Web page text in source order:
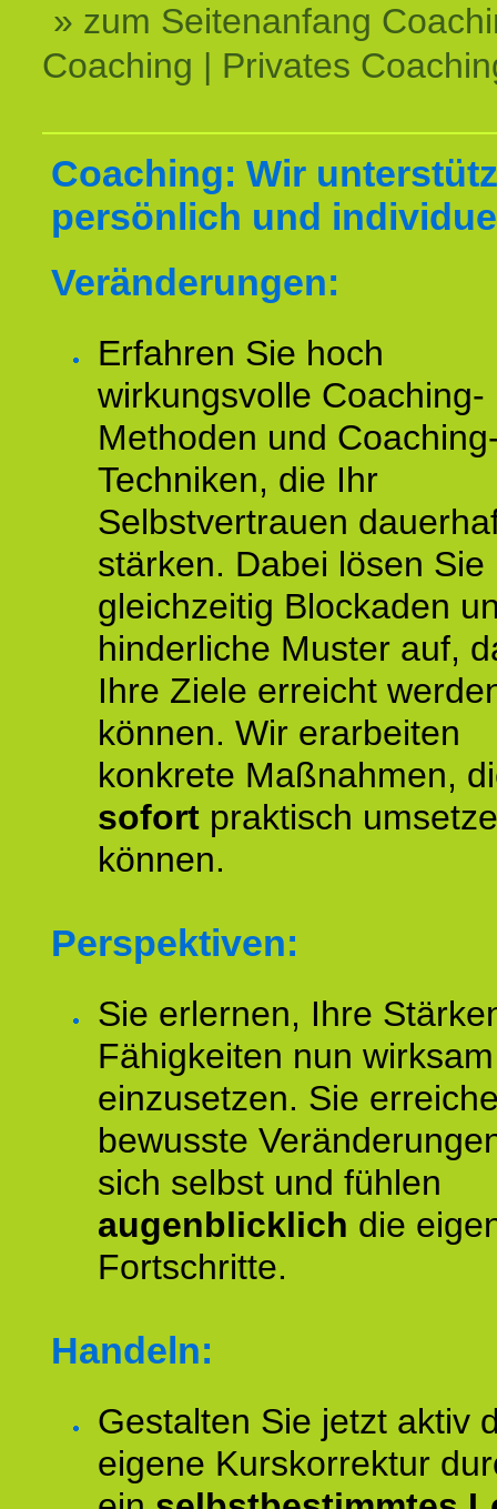
» zum Seitenanfang
Coaching | Privates
Coaching: Wir
persönlich und
Veränderungen:
Erfahren Sie hoch
wirkungsvolle Coaching-
Methoden und
Techniken, die Ihr
Selbstvertrauen
stärken. Dabei lösen Sie
gleichzeitig Blockaden
hinderliche Muster auf,
Ihre Ziele erreicht
können. Wir erarbeiten
konkrete Maßnahmen,
sofort praktisch
können.
Perspektiven:
Sie erlernen, Ihre
Fähigkeiten nun wirksam
einzusetzen. Sie
bewusste
sich selbst und fühlen
augenblicklich die
Fortschritte.
Handeln:
Gestalten Sie jetzt aktiv
eigene Kurskorrektur